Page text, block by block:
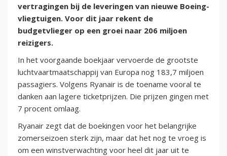
vertragingen bij de leveringen van nieuwe Boeing-
vliegtuigen. Voor dit jaar rekent de
budgetvlieger op een groei naar 206 miljoen
reizigers.
In het voorgaande boekjaar vervoerde de grootste
luchtvaartmaatschappij van Europa nog 183,7 miljoen
passagiers. Volgens Ryanair is de toename vooral te
danken aan lagere ticketprijzen. Die prijzen gingen met
7 procent omlaag.
Ryanair zegt dat de boekingen voor het belangrijke
zomerseizoen sterk zijn, maar dat het nog te vroeg is
om een winstverwachting voor heel dit jaar uit te